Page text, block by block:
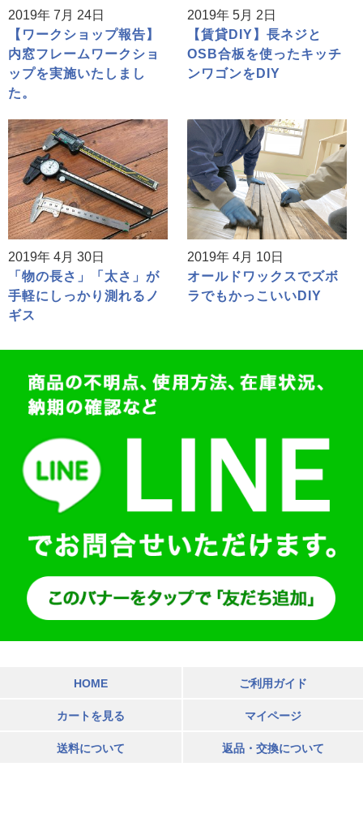
2019年 7月 24日
【ワークショップ報告】
内窓フレームワークショ
ップを実施いたしまし
た。
2019年 5月 2日
【賃貸DIY】長ネジと
OSB合板を使ったキッチ
ンワゴンをDIY
2019年 4月 30日
「物の長さ」「太さ」が
手軽にしっかり測れるノ
ギス
2019年 4月 10日
オールドワックスでズボ
ラでもかっこいいDIY
HOME ご利用ガイド
カートを見る マイページ
送料について 返品・交換について